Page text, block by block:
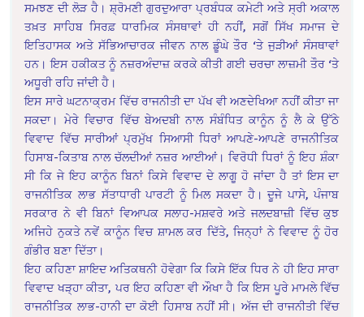
ਸਮਝਣ ਦੀ ਲੋੜ ਹੈ। ਸ਼੍ਰੋਮਣੀ ਗੁਰਦੁਆਰਾ ਪ੍ਰਬੰਧਕ ਕਮੇਟੀ ਅਤੇ ਸ੍ਰੀ ਅਕਾਲ
ਤਖ਼ਤ ਸਾਹਿਬ ਸਿਰਫ਼ ਧਾਰਮਿਕ ਸੰਸਥਾਵਾਂ ਹੀ ਨਹੀਂ, ਸਗੋਂ ਸਿੱਖ ਸਮਾਜ ਦੇ
ਇਤਿਹਾਸਕ ਅਤੇ ਸੱਭਿਆਚਾਰਕ ਜੀਵਨ ਨਾਲ ਡੂੰਘੇ ਤੌਰ ‘ਤੇ ਜੁੜੀਆਂ ਸੰਸਥਾਵਾਂ
ਹਨ। ਇਸ ਹਕੀਕਤ ਨੂੰ ਨਜ਼ਰਅੰਦਾਜ਼ ਕਰਕੇ ਕੀਤੀ ਗਈ ਚਰਚਾ ਲਾਜ਼ਮੀ ਤੌਰ ‘ਤੇ
ਅਧੂਰੀ ਰਹਿ ਜਾਂਦੀ ਹੈ।
ਇਸ ਸਾਰੇ ਘਟਨਾਕ੍ਰਮ ਵਿੱਚ ਰਾਜਨੀਤੀ ਦਾ ਪੱਖ ਵੀ ਅਣਦੇਖਿਆ ਨਹੀਂ ਕੀਤਾ ਜਾ
ਸਕਦਾ। ਮੇਰੇ ਵਿਚਾਰ ਵਿੱਚ ਬੇਅਦਬੀ ਨਾਲ ਸੰਬੰਧਿਤ ਕਾਨੂੰਨ ਨੂੰ ਲੈ ਕੇ ਉੱਠੇ
ਵਿਵਾਦ ਵਿੱਚ ਸਾਰੀਆਂ ਪ੍ਰਮੁੱਖ ਸਿਆਸੀ ਧਿਰਾਂ ਆਪਣੇ-ਆਪਣੇ ਰਾਜਨੀਤਿਕ
ਹਿਸਾਬ-ਕਿਤਾਬ ਨਾਲ ਚੱਲਦੀਆਂ ਨਜ਼ਰ ਆਈਆਂ। ਵਿਰੋਧੀ ਧਿਰਾਂ ਨੂੰ ਇਹ ਸ਼ੰਕਾ
ਸੀ ਕਿ ਜੇ ਇਹ ਕਾਨੂੰਨ ਬਿਨਾਂ ਕਿਸੇ ਵਿਵਾਦ ਦੇ ਲਾਗੂ ਹੋ ਜਾਂਦਾ ਹੈ ਤਾਂ ਇਸ ਦਾ
ਰਾਜਨੀਤਿਕ ਲਾਭ ਸੱਤਾਧਾਰੀ ਪਾਰਟੀ ਨੂੰ ਮਿਲ ਸਕਦਾ ਹੈ। ਦੂਜੇ ਪਾਸੇ, ਪੰਜਾਬ
ਸਰਕਾਰ ਨੇ ਵੀ ਬਿਨਾਂ ਵਿਆਪਕ ਸਲਾਹ-ਮਸ਼ਵਰੇ ਅਤੇ ਜਲਦਬਾਜ਼ੀ ਵਿੱਚ ਕੁਝ
ਅਜਿਹੇ ਨੁਕਤੇ ਨਵੇਂ ਕਾਨੂੰਨ ਵਿਚ ਸ਼ਾਮਲ ਕਰ ਦਿੱਤੇ, ਜਿਨ੍ਹਾਂ ਨੇ ਵਿਵਾਦ ਨੂੰ ਹੋਰ
ਗੰਭੀਰ ਬਣਾ ਦਿੱਤਾ।
ਇਹ ਕਹਿਣਾ ਸ਼ਾਇਦ ਅਤਿਕਥਨੀ ਹੋਵੇਗਾ ਕਿ ਕਿਸੇ ਇੱਕ ਧਿਰ ਨੇ ਹੀ ਇਹ ਸਾਰਾ
ਵਿਵਾਦ ਖੜ੍ਹਾ ਕੀਤਾ, ਪਰ ਇਹ ਕਹਿਣਾ ਵੀ ਔਖਾ ਹੈ ਕਿ ਇਸ ਪੂਰੇ ਮਾਮਲੇ ਵਿੱਚ
ਰਾਜਨੀਤਿਕ ਲਾਭ-ਹਾਨੀ ਦਾ ਕੋਈ ਹਿਸਾਬ ਨਹੀਂ ਸੀ। ਅੱਜ ਦੀ ਰਾਜਨੀਤੀ ਵਿੱਚ